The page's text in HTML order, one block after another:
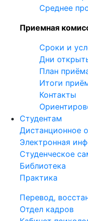
Среднее
Приемная
Сроки и
Дни
План
Итоги
Контакты
Студентам
Дистанционное
Электронная
Студенческое
Библиотека
Практика
Перевод,
Отдел кадров